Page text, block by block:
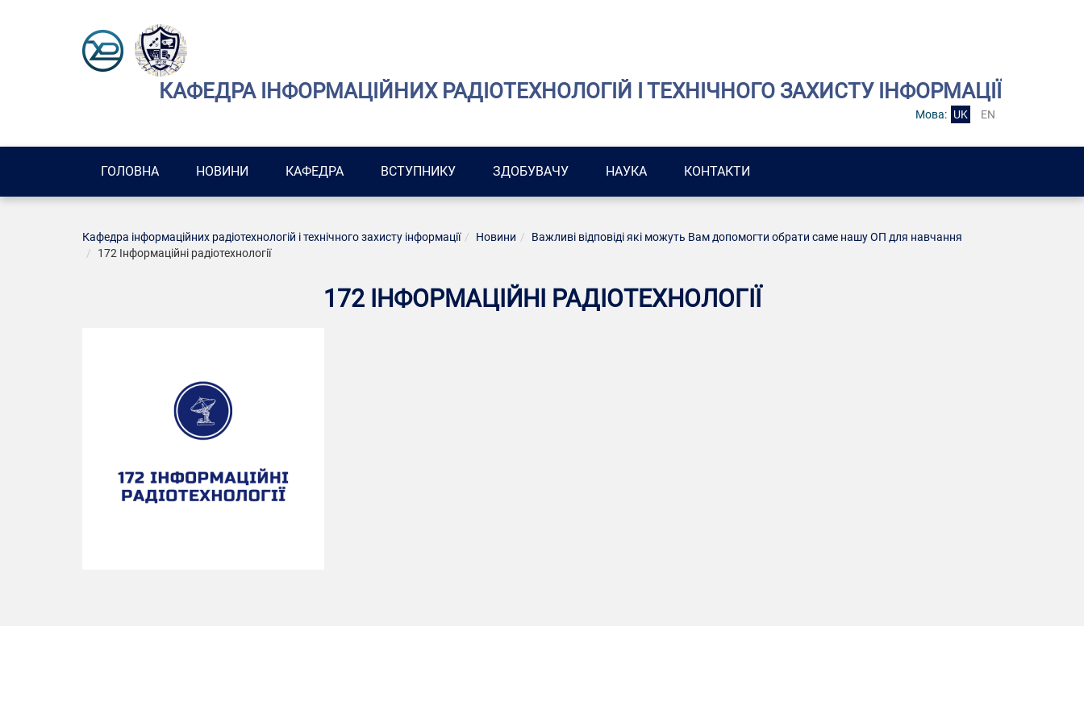
КАФЕДРА ІНФОРМАЦІЙНИХ РАДІОТЕХНОЛОГІЙ І ТЕХНІЧНОГО ЗАХИСТУ ІНФОРМАЦІЇ
Мова: UK EN
ГОЛОВНА НОВИНИ КАФЕДРА ВСТУПНИКУ ЗДОБУВАЧУ НАУКА КОНТАКТИ
Кафедра інформаційних радіотехнологій і технічного захисту інформації Новини
Важливі відповіді які можуть Вам допомогти обрати саме нашу ОП для навчання
172 Інформаційні радіотехнології
172 ІНФОРМАЦІЙНІ РАДІОТЕХНОЛОГІЇ